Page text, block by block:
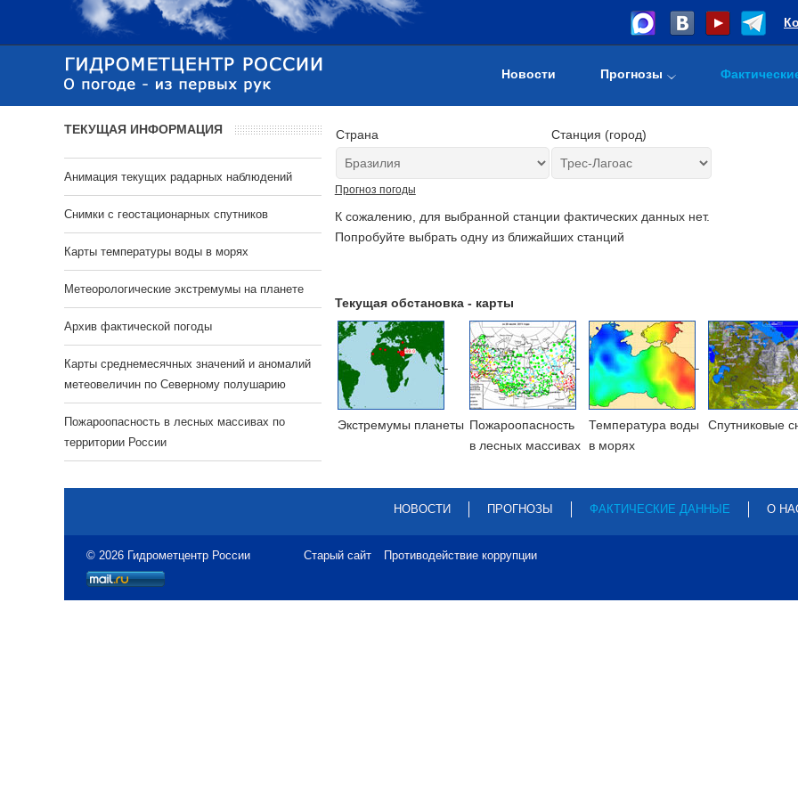
Новости Прогнозы
Страна Станция (город)
Прогноз погоды
К сожалению, для выбранной станции фактических данных нет.
Попробуйте выбрать одну из ближайших станций
Текущая обстановка - карты
Экстремумы планеты Пожароопасность
в лесных массивах
Температура воды
в морях
Cпутниковые
ТЕКУЩАЯ ИНФОРМАЦИЯ
Анимация текущих радарных наблюдений
Cнимки с геостационарных спутников
Карты температуры воды в морях
Метеорологические экстремумы на планете
Архив фактической погоды
Карты среднемесячных значений и аномалий
метеовеличин по Северному полушарию
Пожароопасность в лесных массивах по
территории России
НОВОСТИ ПРОГНОЗЫ ФАКТИЧЕСКИЕ ДАННЫЕ О
© 2026 Гидрометцентр России Старый сайт Противодействие коррупции